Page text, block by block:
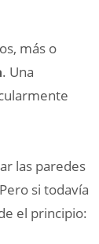
más o
. Una
las paredes
si todavía
el principio: